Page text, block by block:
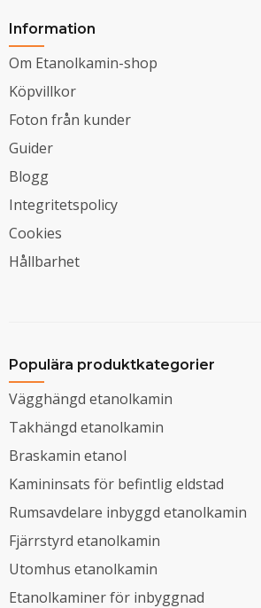
Information
Om Etanolkamin-shop
Köpvillkor
Foton från kunder
Guider
Blogg
Integritetspolicy
Cookies
Hållbarhet
Populära produktkategorier
Vägghängd etanolkamin
Takhängd etanolkamin
Braskamin etanol
Kamininsats för befintlig eldstad
Rumsavdelare inbyggd etanolkamin
Fjärrstyrd etanolkamin
Utomhus etanolkamin
Etanolkaminer för inbyggnad